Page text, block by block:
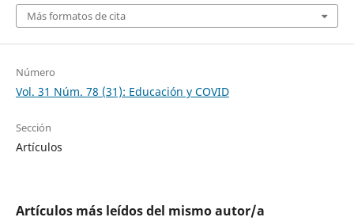
Más formatos de cita
Número
Vol. 31 Núm. 78 (31): Educación y COVID
Sección
Artículos
Artículos más leídos del mismo autor/a